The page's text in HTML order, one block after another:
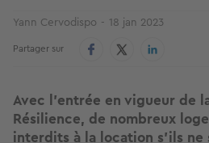
Yann Cervodispo 18 jan 2023
Partager sur
Avec l’entrée en vigueur de
Résilience, de nombreux
interdits à la location s’ils